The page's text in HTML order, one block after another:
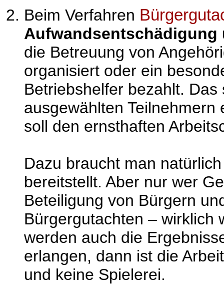
Beim Verfahren
Aufwandsentschädigung
die Betreuung von
organisiert oder ein
Betriebshelfer bezahlt.
ausgewählten
soll den ernsthaften
Dazu braucht man
bereitstellt. Aber nur wer
Beteiligung von Bürgern
Bürgergutachten – wirklich
werden auch die
erlangen, dann ist die
und keine Spielerei.